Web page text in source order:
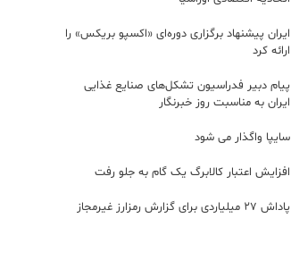
ایران پیشنهاد برگزاری دوره‌ای «اکسپو بریکس» را
ارائه کرد
پیام دبیر فدراسیون تشکل‌های صنایع غذایی
ایران به مناسبت روز خبرنگار
سایپا واگذار می شود
افزایش اعتبار کالابرگ یک گام به جلو رفت
پاداش ۲۷ میلیاردی برای گزارش رمزارز غیرمجاز